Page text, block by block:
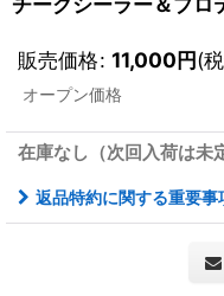
販売価格: 11,000円(
オープン価格
在庫なし（次回入荷は未
返品特約に関する重要事